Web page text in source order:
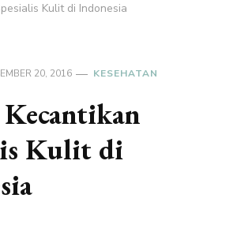
Kulit di Indonesia
20, 2016 KESEHATAN
Kulit di